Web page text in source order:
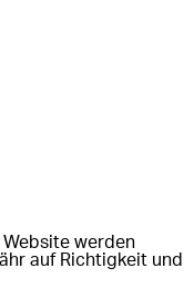
werden
auf Richtigkeit und